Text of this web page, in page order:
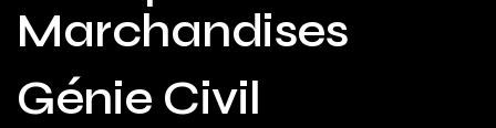
Marchandises
Génie Civil